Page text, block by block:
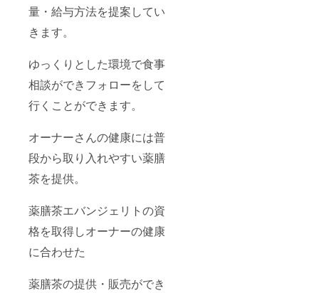
量・給与方法を提案してい
きます。
ゆっくりとした環境で食事
相談ができフォローをして
行くことができます。
オーナーさんの健康には普
段から取り入れやすい薬膳
茶を提供。
薬膳茶エバンジェリトの資
格を取得しオーナーの健康
に合わせた
薬膳茶の提供・販売ができ